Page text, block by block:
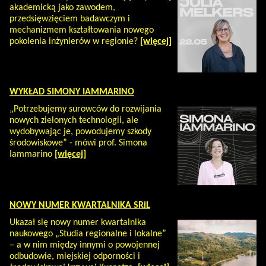
akademicką jako zawodem,
przedsięwzięciem badawczym i
mechanizmem kształtowania nowego
pokolenia inżynierów w regionie? [więcej]
WYKŁAD SIMONY IAMMARINO
„Potrzebujemy surowców do rozwijania
nowych zielonych technologii, ale
wydobywając je, powodujemy szkody
środowiskowe” - mówi prof. Simona
Iammarino [więcej]
NOWY NUMER KWARTALNIKA SRiL
Ukazał się nowy numer kwartalnika
naukowego „Studia regionalne i lokalne”
– a w nim między innymi o powojennej
odbudowie, miejskiej odporności i